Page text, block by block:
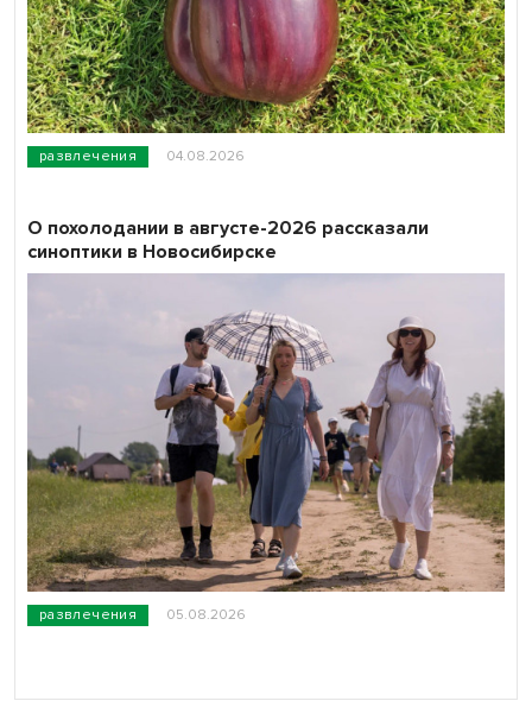
развлечения 04.08.2026
развлечения 05.08.2026
О похолодании в августе-2026 рассказали
синоптики в Новосибирске